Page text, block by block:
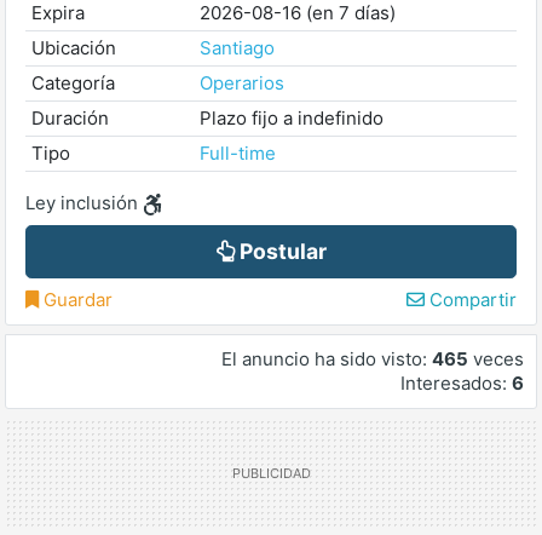
Expira
2026-08-16 (en 7 días)
Ubicación
Santiago
Categoría
Operarios
Duración
Plazo fijo a indefinido
Tipo
Full-time
Ley inclusión
Postular
Guardar Compartir
El anuncio ha sido visto: 465 veces
Interesados: 6